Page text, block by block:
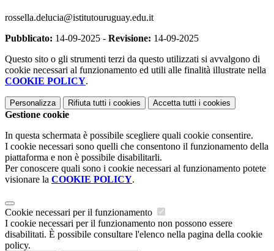
rossella.delucia@istitutouruguay.edu.it
Pubblicato: 14-09-2025 - Revisione: 14-09-2025
Questo sito o gli strumenti terzi da questo utilizzati si avvalgono di
cookie necessari al funzionamento ed utili alle finalità illustrate nella
COOKIE POLICY.
Personalizza Rifiuta tutti i cookies Accetta tutti i cookies
Gestione cookie
In questa schermata è possibile scegliere quali cookie consentire.
I cookie necessari sono quelli che consentono il funzionamento della
piattaforma e non è possibile disabilitarli.
Per conoscere quali sono i cookie necessari al funzionamento potete
visionare la COOKIE POLICY.
Cookie necessari per il funzionamento
I cookie necessari per il funzionamento non possono essere
disabilitati. È possibile consultare l'elenco nella pagina della cookie
policy.